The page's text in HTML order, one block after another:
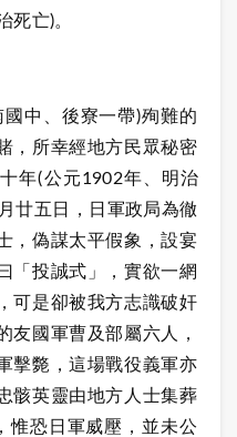
死亡)。
中、後寮一帶)殉難的
，所幸經地方民眾秘密
年(公元1902年、明治
廿五日，日軍政局為徹
，偽謀太平假象，設宴
「投誠式」，實欲一網
可是卻被我方志識破奸
友國軍曹及部屬六人，
擊斃，這場戰役義軍亦
骸英靈由地方人士集葬
惟恐日軍威壓，並未公